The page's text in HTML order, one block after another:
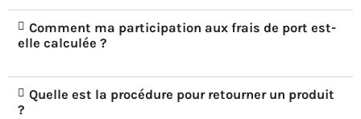
Comment ma participation aux frais de port est-
elle calculée ?
Quelle est la procédure pour retourner un produit
?